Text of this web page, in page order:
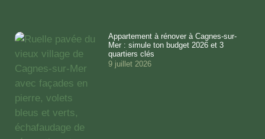
Appartement à rénover à Cagnes-sur-
Mer : simule ton budget 2026 et 3
quartiers clés
9 juillet 2026